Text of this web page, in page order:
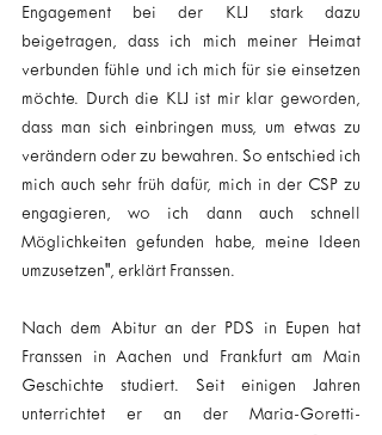
Engagement bei der KLJ stark dazu
beigetragen, dass ich mich meiner Heimat
verbunden fühle und ich mich für sie einsetzen
möchte. Durch die KLJ ist mir klar geworden,
dass man sich einbringen muss, um etwas zu
verändern oder zu bewahren. So entschied ich
mich auch sehr früh dafür, mich in der CSP zu
engagieren, wo ich dann auch schnell
Möglichkeiten gefunden habe, meine Ideen
umzusetzen", erklärt Franssen.
Nach dem Abitur an der PDS in Eupen hat
Franssen in Aachen und Frankfurt am Main
Geschichte studiert. Seit einigen Jahren
unterrichtet er an der Maria-Goretti-